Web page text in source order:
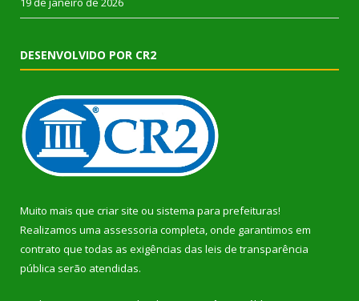
DESENVOLVIDO POR CR2
Muito mais que criar site ou sistema para prefeituras!
Realizamos uma assessoria completa, onde garantimos em
contrato que todas as exigências das leis de transparência
pública serão atendidas.